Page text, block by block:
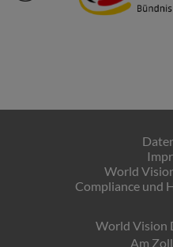
World
Compliance und
World Vision
Am